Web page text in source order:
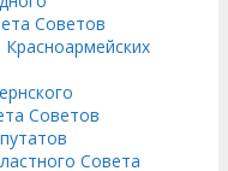
Советов
Красноармейских
Советов
Совета